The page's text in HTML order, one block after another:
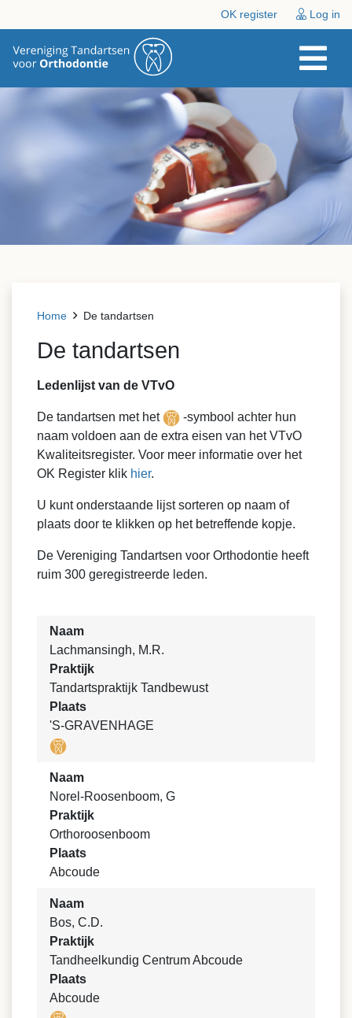
OK register Log in
Home De tandartsen
De tandartsen
Ledenlijst van de VTvO
De tandartsen met het
-symbool achter hun
naam voldoen aan de extra eisen van het VTvO
Kwaliteitsregister. Voor meer informatie over het
OK Register klik hier.
U kunt onderstaande lijst sorteren op naam of
plaats door te klikken op het betreffende kopje.
De Vereniging Tandartsen voor Orthodontie heeft
ruim 300 geregistreerde leden.
Naam
Lachmansingh, M.R.
Praktijk
Tandartspraktijk Tandbewust
Plaats
'S-GRAVENHAGE
Naam
Norel-Roosenboom, G
Praktijk
Orthoroosenboom
Plaats
Abcoude
Naam
Bos, C.D.
Praktijk
Tandheelkundig Centrum Abcoude
Plaats
Abcoude